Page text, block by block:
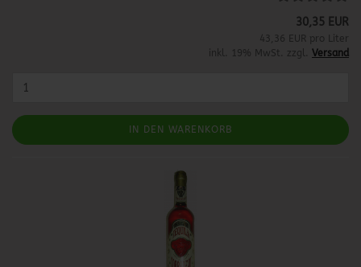
30,35 EUR
43,36 EUR pro Liter
inkl. 19% MwSt. zzgl. Versand
IN DEN WARENKORB